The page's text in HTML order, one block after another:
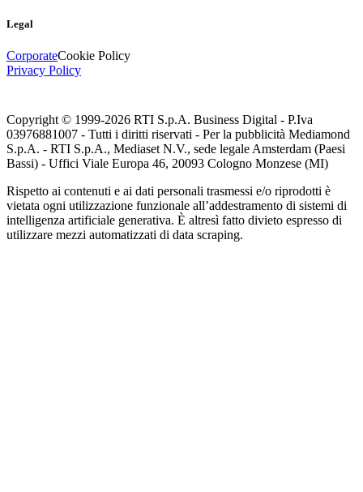
Legal
CorporateCookie Policy
Privacy Policy
Copyright © 1999-2026 RTI S.p.A. Business Digital - P.Iva
03976881007 - Tutti i diritti riservati - Per la pubblicità Mediamond
S.p.A. - RTI S.p.A., Mediaset N.V., sede legale Amsterdam (Paesi
Bassi) - Uffici Viale Europa 46, 20093 Cologno Monzese (MI)
Rispetto ai contenuti e ai dati personali trasmessi e/o riprodotti è
vietata ogni utilizzazione funzionale all’addestramento di sistemi di
intelligenza artificiale generativa. È altresì fatto divieto espresso di
utilizzare mezzi automatizzati di data scraping.